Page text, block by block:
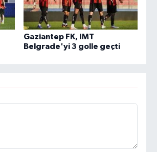
Gaziantep FK, IMT
Belgrade'yi 3 golle geçti